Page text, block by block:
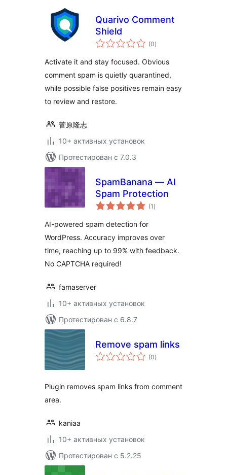
Quarivo Comment
Shield
(0общий
рейтинг
)
Activate it and stay focused. Obvious
comment spam is quietly quarantined,
while possible false positives remain easy
to review and restore.
菅原隆志
10+ активных установок
Протестирован с 7.0.3
SpamBanana — AI
Spam Protection
(1 общий
рейтинг
)
AI-powered spam detection for
WordPress. Accuracy improves over
time, reaching up to 99% with feedback.
No CAPTCHA required!
famaserver
10+ активных установок
Протестирован с 6.8.7
Remove spam links
(0общий
рейтинг
)
Plugin removes spam links from comment
area.
kaniaa
10+ активных установок
Протестирован с 5.2.25